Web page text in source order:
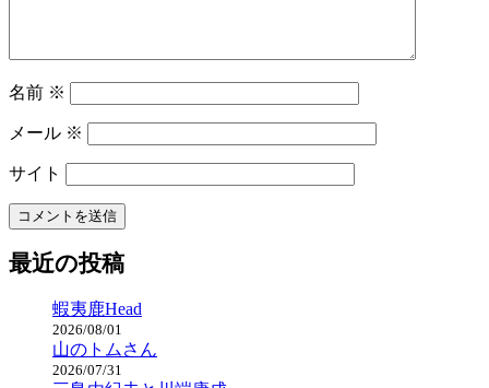
名前 ※
メール ※
サイト
最近の投稿
蝦夷鹿Head
2026/08/01
山のトムさん
2026/07/31